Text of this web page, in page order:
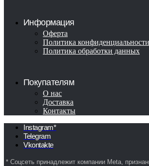
Информация
Оферта
Политика конфиденциальности
Политика обработки данных
Покупателям
О нас
Доставка
Контакты
Instagram*
Telegram
Vkontakte
* Соцсеть принадлежит компании Meta,